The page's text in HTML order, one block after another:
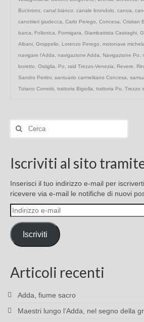
Bucintoro
canal bianco canale brondolo canoa
canottieri giudecca
Carlo Perego Concesa Cristian
barca
Follonica Formigara Giambattista Casiraghi
Albani Groppello Lorenzo Perego motonave
navigare l'Adda
navigazione Adda Navigazione Po
boretto
Ostiglia Po raid Trezzo-Venezia Revere
Sandro Pertini santuario carmelitano Concesa
Tiziano Comotti trattoria Bigiolla trattoria Po Trezzo
Cerca:
Iscriviti al sito
Inserisci il tuo indirizzo e-mail per
ricevere via e-mail le notifiche di nuovi
Indirizzo
e-
mail
Iscriviti
Articoli recenti
Adda, fiume sacro
Maestri lungo l’Adda, nel segno della